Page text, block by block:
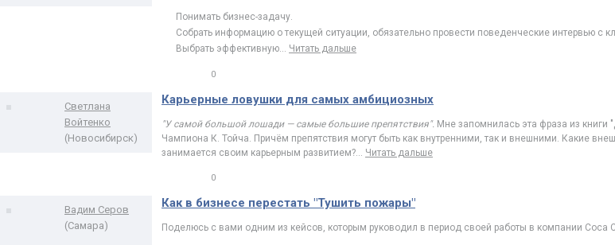
Понимать бизнес-задачу.
Собрать информацию о текущей ситуации, обязательно провести поведенческие интервью с
Выбрать эффективную… Читать дальше
0
Светлана
Войтенко
(Новосибирск)
Карьерные ловушки для самых амбициозных
"У самой большой лошади — самые большие препятствия". Мне запомнилась эта фраза из книги
Чампиона К. Тойча. Причём препятствия могут быть как внутренними, так и внешними. Какие
занимается своим карьерным развитием?… Читать дальше
0
Вадим Серов
(Самара)
Как в бизнесе перестать "Тушить пожары"
Поделюсь с вами одним из кейсов, которым руководил в период своей работы в компании Coca